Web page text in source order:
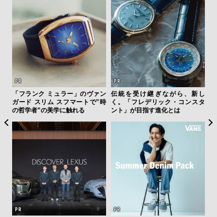
「フランク ミュラー」のヴァン
ガード スリム スフマートで”時
の哲学者”の美学に触れる
伝統を受け継ぎながら、新し
く。「フレデリック・コンスタ
ント」が目指す進化とは